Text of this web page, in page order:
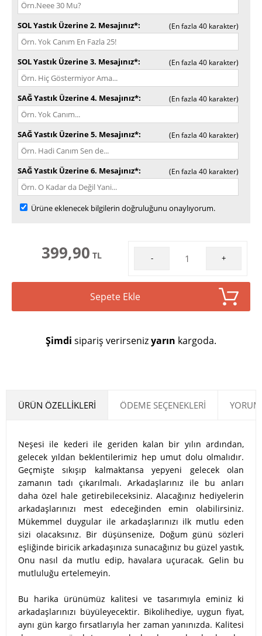
SOL Yastık Üzerine 2. Mesajınız* (En fazla 40 karakter)
SOL Yastık Üzerine 3. Mesajınız* (En fazla 40 karakter)
SAĞ Yastık Üzerine 4. Mesajınız* (En fazla 40 karakter)
SAĞ Yastık Üzerine 5. Mesajınız* (En fazla 40 karakter)
SAĞ Yastık Üzerine 6. Mesajınız* (En fazla 40 karakter)
Ürüne eklenecek bilgilerin doğruluğunu onaylıyorum.
399,90 TL - +
Sepete Ekle
Şimdi sipariş verirsenizyarın kargoda.
ÜRÜN ÖZELLIKLERI ÖDEME SEÇENEKLERI
Neşesi ile kederi ile geriden kalan bir yılın ardından,
gelecek yıldan beklentilerimiz hep umut dolu olmalıdır.
Geçmişte sıkışıp kalmaktansa yepyeni gelecek olan
zamanın tadı çıkarılmalı. Arkadaşlarınız ile bu anları
daha özel hale getirebileceksiniz. Alacağınız hediyelerin
arkadaşlarınızı mest edeceğinden emin olabilirsiniz.
Mükemmel duygular ile arkadaşlarınızı ilk mutlu eden
sizi olacaksınız. Bir düşünsenize, Doğum günü sözleri
eşliğinde biricik arkadaşınıza sunacağınız bu güzel yastık,
Onu nasıl da mutlu edip, havalara uçuracak. Gelin bu
mutluluğu ertelemeyin.
Bu harika ürünümüz kalitesi ve tasarımıyla eminiz ki
arkadaşlarınızı büyüleyecektir. Bikolihediye, uygun fiyat,
aynı gün kargo fırsatlarıyla her zaman yanınızda. Kalitesi